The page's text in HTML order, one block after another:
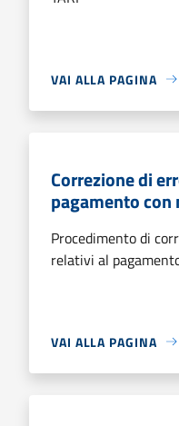
VAI ALLA PAGINA
Correzione di
pagamento
Procedimento di
relativi al
VAI ALLA PAGINA